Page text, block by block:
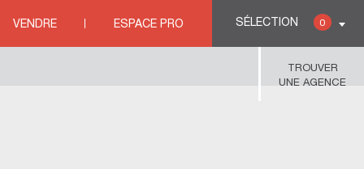
SÉLECTION 0
VENDRE ESPACE PRO
TROUVER
UNE AGENCE